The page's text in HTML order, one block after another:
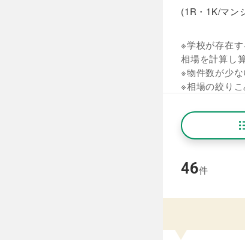
(1R・1K/マン
※学校が存在
相場を計算し
※物件数が少
※相場の絞り
46件